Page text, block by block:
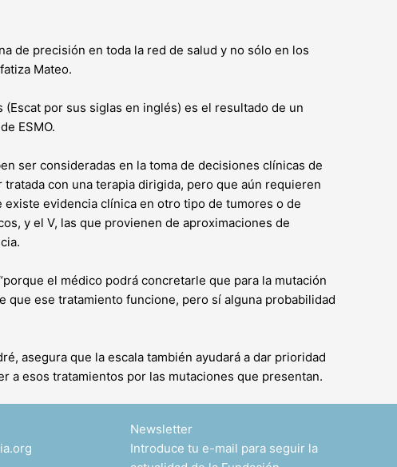
de precisión en toda la red de salud y no sólo en los
Mateo.
(Escat por sus siglas en inglés) es el resultado de un
ESMO.
ser consideradas en la toma de decisiones clínicas de
con una terapia dirigida, pero que aún requieren
existe evidencia clínica en otro tipo de tumores o de
y el V, las que provienen de aproximaciones de
el médico podrá concretarle que para la mutación
ese tratamiento funcione, pero sí alguna probabilidad
asegura que la escala también ayudará a dar prioridad
a esos tratamientos por las mutaciones que presentan.
Newsletter
Introduce tu e-mail para seguir la